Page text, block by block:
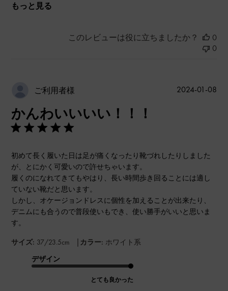
もっと見る
このレビューは役に立ちましたか？
0
0
ご利用者様
かんわいいいい！！！
初めて長く履いた日は足が痛くなったり靴づれしたりしました
が、とにかく可愛いので許せちゃいます。
履くのになれてきてもやはり、長い時間歩き回ることには適し
ていない靴だと思います。
しかし、オケージョンドレスに個性を加えることが出来たり、
デニムにも合うので普段使いもでき、使い勝手がいいと思いま
す。
サイズ: 37/23.5cm | カラー: ホワイト系
デザイン
とても良かった
公
2024-01-08